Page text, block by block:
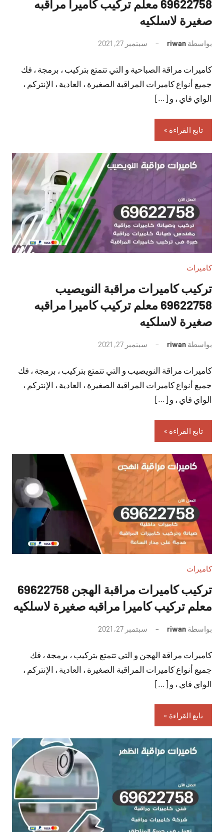
69622758 معلم تركيب كاميرا مراقبه
صغيرة لاسلكيه
بواسطة riwan سبتمبر 27, 2021
تعليقات
كاميرات مراقة الصباحية و التي تتمتع بتركيب ، برمجة ، فك
جميع أنواع كاميرات المراقبة الصغيرة ، العادية ، الإنتركم ،
الواي فاي ، و […]
تابع القراءة
كاميرات
تركيب كاميرات مراقبة النويصيب
69622758 معلم تركيب كاميرا مراقبه
صغيرة لاسلكيه
بواسطة riwan سبتمبر 27, 2021
تعليقات
كاميرات مراقة النويصيب و التي تتمتع بتركيب ، برمجة ، فك
جميع أنواع كاميرات المراقبة الصغيرة ، العادية ، الإنتركم ،
الواي فاي ، و […]
تابع القراءة
كاميرات
تركيب كاميرات مراقبة الهجن 69622758
معلم تركيب كاميرا مراقبه صغيرة لاسلكيه
بواسطة riwan سبتمبر 27, 2021
تعليقات
كاميرات مراقة الهجن و التي تتمتع بتركيب ، برمجة ، فك
جميع أنواع كاميرات المراقبة الصغيرة ، العادية ، الإنتركم ،
الواي فاي ، و […]
تابع القراءة